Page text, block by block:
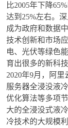
比2005年下降
达到25%左右。
成为政府和数据
技术创新和市场
电、光伏等绿色
育出很多的新科技
2020年9月，阿
服务器全浸没液
优化算法等多项
大的全浸没式液
冷技术的大规模